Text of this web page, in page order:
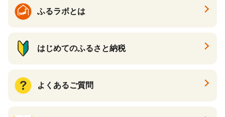
ふるラボとは
はじめてのふるさと納税
よくあるご質問